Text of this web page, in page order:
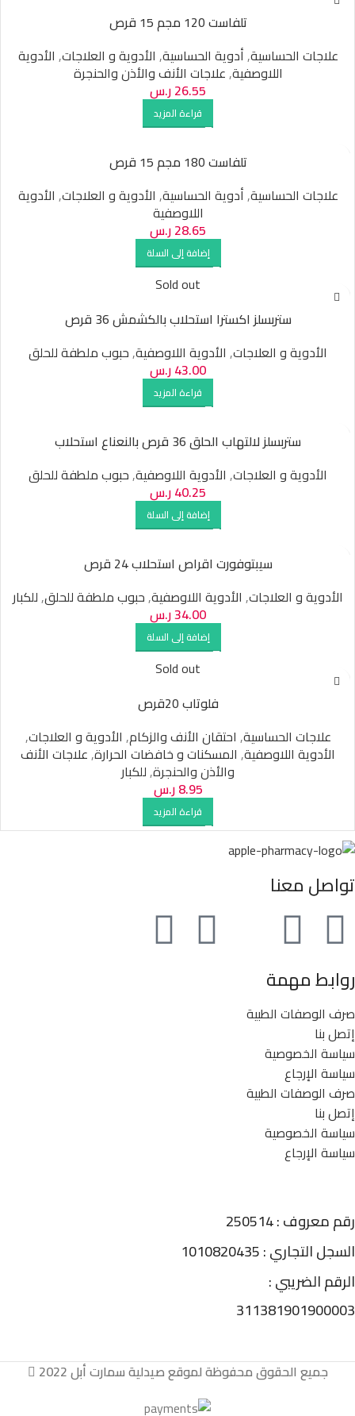
تلفاست 120 مجم 15 قرص
علاجات الحساسية,أدوية الحساسية, الأدوية و العلاجات, الأدوية
اللاوصفية,علاجات الأنف والأذن والحنجرة
26.55ر.س
قراءة المزيد
تلفاست 180 مجم 15 قرص
علاجات الحساسية,أدوية الحساسية, الأدوية و العلاجات, الأدوية
اللاوصفية
28.65ر.س
إضافة إلى السلة
Sold out
ستربسلز اكسترا استحلاب بالكشمش 36 قرص
الأدوية و العلاجات, الأدوية اللاوصفية,حبوب ملطفة للحلق
43.00ر.س
قراءة المزيد
ستربسلز لالتهاب الحلق 36 قرص بالنعناع استحلاب
الأدوية و العلاجات, الأدوية اللاوصفية,حبوب ملطفة للحلق
40.25ر.س
إضافة إلى السلة
سيبتوفورت اقراص استحلاب 24 قرص
الأدوية و العلاجات, الأدوية اللاوصفية,حبوب ملطفة للحلق,للكبار
34.00ر.س
إضافة إلى السلة
Sold out
فلوتاب 20قرص
علاجات الحساسية, احتقان الأنف والزكام, الأدوية و العلاجات,
الأدوية اللاوصفية, المسكنات و خافضات الحرارة,علاجات الأنف
والأذن والحنجرة,للكبار
8.95ر.س
قراءة المزيد
تواصل معنا
روابط مهمة
صرف الوصفات الطبية
إتصل بنا
سياسة الخصوصية
سياسة الإرجاع
صرف الوصفات الطبية
إتصل بنا
سياسة الخصوصية
سياسة الإرجاع
رقم معروف : 250514
السجل التجاري : 1010820435
الرقم الضريبي :
311381901900003
جميع الحقوق محفوظة لموقع صيدلية سمارت أبل 2022